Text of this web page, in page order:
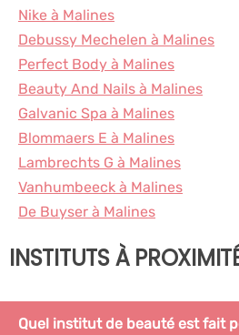
Nike à Malines
Debussy Mechelen à Malines
Perfect Body à Malines
Beauty And Nails à Malines
Galvanic Spa à Malines
Blommaers E à Malines
Lambrechts G à Malines
Vanhumbeeck à Malines
De Buyser à Malines
INSTITUTS À
Quel institut de beauté est fait